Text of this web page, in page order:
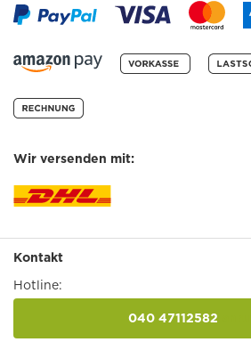
Wir versenden mit:
Kontakt
Hotline:
040 47112582